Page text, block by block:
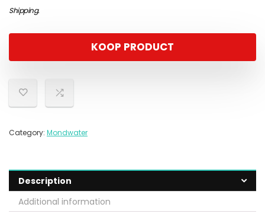
Shipping.
KOOP PRODUCT
Category: Mondwater
Description
Additional information